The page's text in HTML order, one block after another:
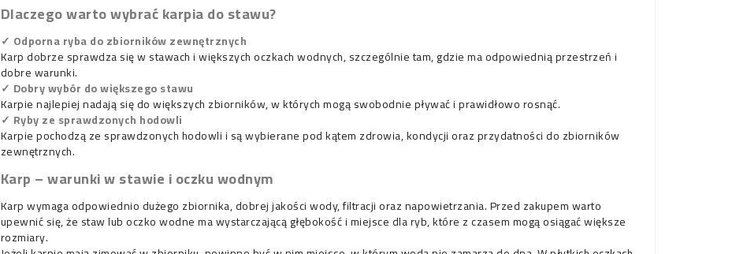
Dlaczego warto wybrać karpia do stawu?
✓ Odporna ryba do zbiorników zewnętrznych
Karp dobrze sprawdza się w stawach i większych oczkach wodnych, szczególnie tam, gdzie ma odpowiednią przestrzeń i
dobre warunki.
✓ Dobry wybór do większego stawu
Karpie najlepiej nadają się do większych zbiorników, w których mogą swobodnie pływać i prawidłowo rosnąć.
✓ Ryby ze sprawdzonych hodowli
Karpie pochodzą ze sprawdzonych hodowli i są wybierane pod kątem zdrowia, kondycji oraz przydatności do zbiorników
zewnętrznych.
Karp – warunki w stawie i oczku wodnym
Karp wymaga odpowiednio dużego zbiornika, dobrej jakości wody, filtracji oraz napowietrzania. Przed zakupem warto
upewnić się, że staw lub oczko wodne ma wystarczającą głębokość i miejsce dla ryb, które z czasem mogą osiągać większe
rozmiary.